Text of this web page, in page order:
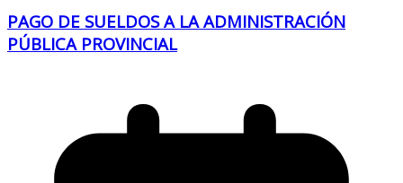
PAGO DE SUELDOS A LA ADMINISTRACIÓN
PÚBLICA PROVINCIAL